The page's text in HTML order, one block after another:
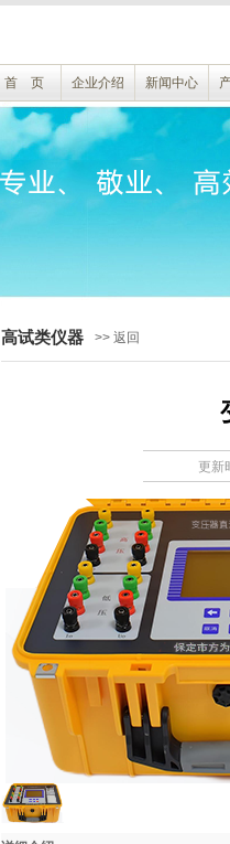
首 页 企业介绍 新闻中心
高试类仪器 >> 返回
更新